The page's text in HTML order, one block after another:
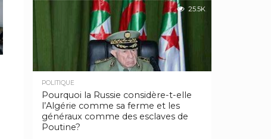
25.5K
POLITIQUE
Pourquoi la Russie considère-t-elle
l’Algérie comme sa ferme et les
généraux comme des esclaves de
Poutine?